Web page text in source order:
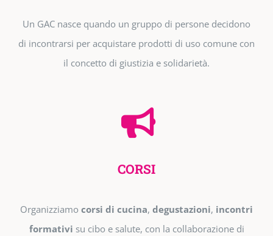
Un GAC nasce quando un gruppo di persone decidono
di incontrarsi per acquistare prodotti di uso comune con
il concetto di giustizia e solidarietà.
CORSI
Organizziamo corsi di cucina, degustazioni, incontri
formativi su cibo e salute, con la collaborazione di